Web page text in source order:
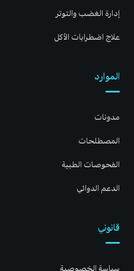
إدارة الغضب والتوتر
علاج اضطرابات الأكل
الموارد
مدونات
المصطلحات
الفحوصات الطبية
الدعم الدوائي
قانوني
سياسة الخصوصية